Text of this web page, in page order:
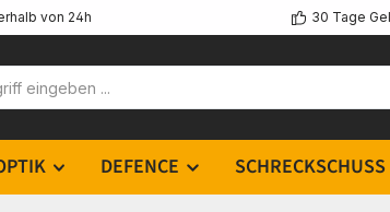
von 24h 30 Tage
DEFENCE SCHRECKSCHUSS